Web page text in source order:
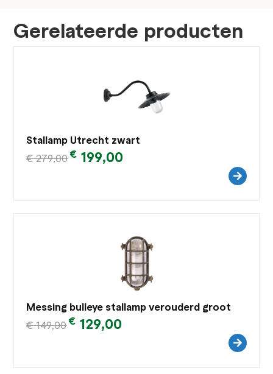
Gerelateerde producten
Stallamp Utrecht zwart
€279,00€ 199,00
Messing bulleye stallamp verouderd groot
€149,00€ 129,00